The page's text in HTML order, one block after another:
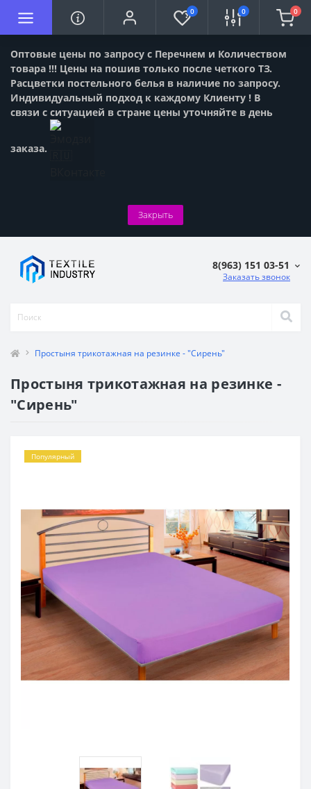
Оптовые цены по запросу с Перечнем и Количеством
товара !!! Цены на пошив только после четкого ТЗ.
Расцветки постельного белья в наличие по запросу.
Индивидуальный подход к каждому Клиенту ! В
связи с ситуацией в стране цены уточняйте в день
заказа.
Закрыть
0 0 0
8(963) 151 03-51
Заказать звонок
Простыня трикотажная на резинке - "Сирень"
Простыня трикотажная на резинке -
"Сирень"
Популярный